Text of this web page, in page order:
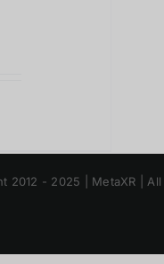
2012 - 2025 | MetaXR |